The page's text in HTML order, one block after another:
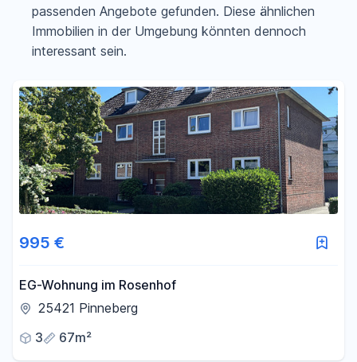
Fläche
- m²
Filter für Fläche zurücksetzen
passenden Angebote gefunden. Diese ähnlichen
Immobilien in der Umgebung könnten dennoch
interessant sein.
995 €
EG-Wohnung im Rosenhof
25421 Pinneberg
3
67m²